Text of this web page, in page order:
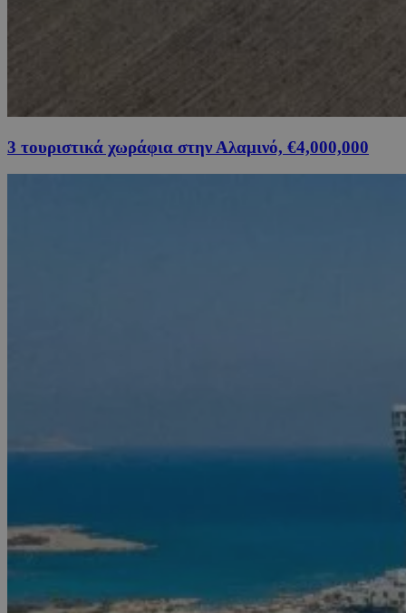
3 τουριστικά χωράφια στην Αλαμινό, €4,000,000